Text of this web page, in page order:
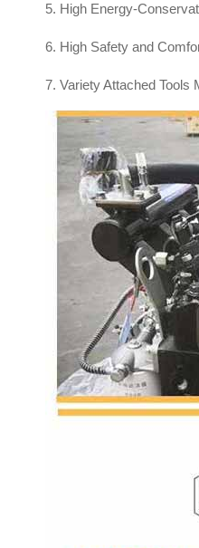
5. High Energy-
6. High Safety and
7. Variety Attached Tools